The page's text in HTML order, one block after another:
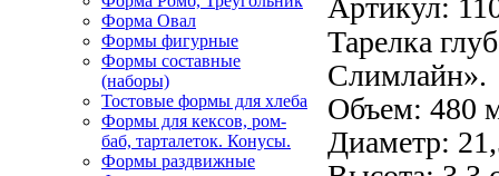
Форма Овал
Формы фигурные
Формы составные
(наборы)
Тостовые формы для хлеба
Формы для кексов, ром-
баб, тарталеток. Конусы.
Формы раздвижные
Артикул:
Тарелка
Слимлайн».
Объем: 480
Диаметр: